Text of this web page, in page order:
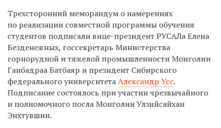
Трехсторонний меморандум о намерениях
по реализации совместной программы обучения
студентов подписали вице-президент РУСАЛа Елена
Безденежных, госсекретарь Министерства
горнорудной и тяжелой промышленности Монголии
Ганбадраа Батбаяр и президент Сибирского
федерального университетаАлександр Усс.
Подписание состоялось при участии чрезвычайного
и полномочного посла Монголии Улзийсайхан
Энхтувшин.